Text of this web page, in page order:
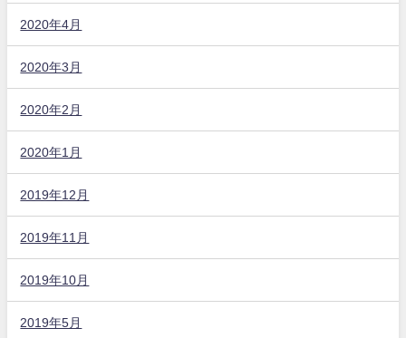
2020年4月
2020年3月
2020年2月
2020年1月
2019年12月
2019年11月
2019年10月
2019年5月